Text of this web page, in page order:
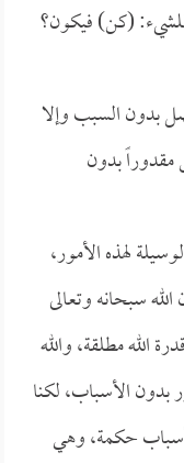
للشيء: (كن) فيكون؟
بدون السبب وإلا
بدون
لهذه الأمور،
سبحانه وتعالى
الله مطلقة، والله
بدون الأسباب، لكنا
حكمة، وهي